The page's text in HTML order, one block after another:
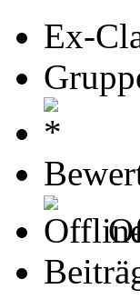
Ex-